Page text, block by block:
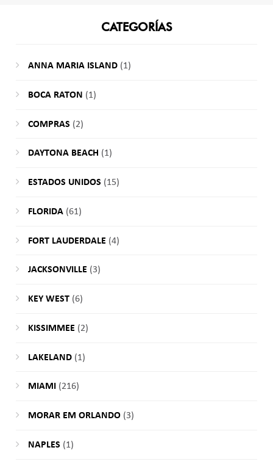
CATEGORÍAS
ANNA MARIA ISLAND(1)
BOCA RATON (1)
COMPRAS (2)
DAYTONA BEACH (1)
ESTADOS UNIDOS (15)
FLORIDA(61)
FORT LAUDERDALE (4)
JACKSONVILLE (3)
KEY WEST(6)
KISSIMMEE (2)
LAKELAND(1)
MIAMI(216)
MORAR EM ORLANDO(3)
NAPLES (1)